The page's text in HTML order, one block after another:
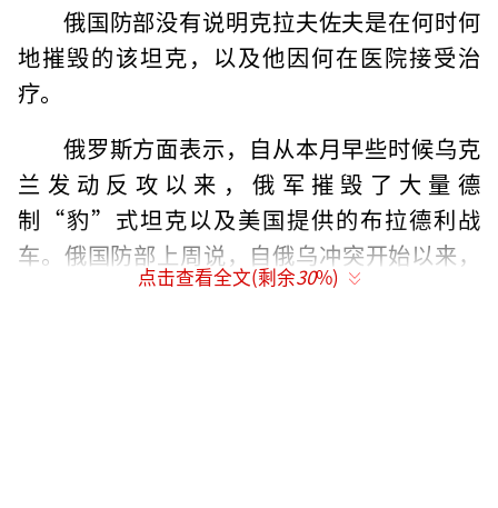
俄国防部没有说明克拉夫佐夫是在何时何
地摧毁的该坦克，以及他因何在医院接受治
疗。
俄罗斯方面表示，自从本月早些时候乌克
兰发动反攻以来，俄军摧毁了大量德
制“豹”式坦克以及美国提供的布拉德利战
车。俄国防部上周说，自俄乌冲突开始以来，
已向1万多名俄罗斯军人发放了奖励，因为他们
点击查看全文(剩余30%)